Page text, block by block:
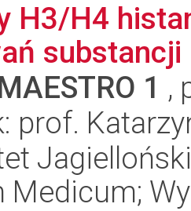
H3/H4
1 ,
prof.
Medicum;